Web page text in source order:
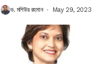
ড. মশিউর রহমান May 29, 2023